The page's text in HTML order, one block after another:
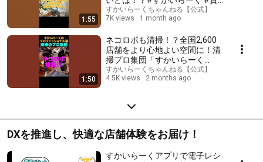
1:55
さんうどん #資さん #ごぼ天 #
うどん #北九州
すかいらーくちゃんねる【公式】
7K views
1 month ago
1:50
ネコロボも清掃！？全国2,600
店舗をより心地よい空間に！清
掃プロ集団「すかいらーく
D&M」#すかいらーく #猫ロボ
ット #ファミレス #ガスト #バ
すかいらーくちゃんねる【公式】
4.5K views
2 months ago
DXを推進し、快適な店舗体験をお届け！
すかいらーくアプリで電子レシ